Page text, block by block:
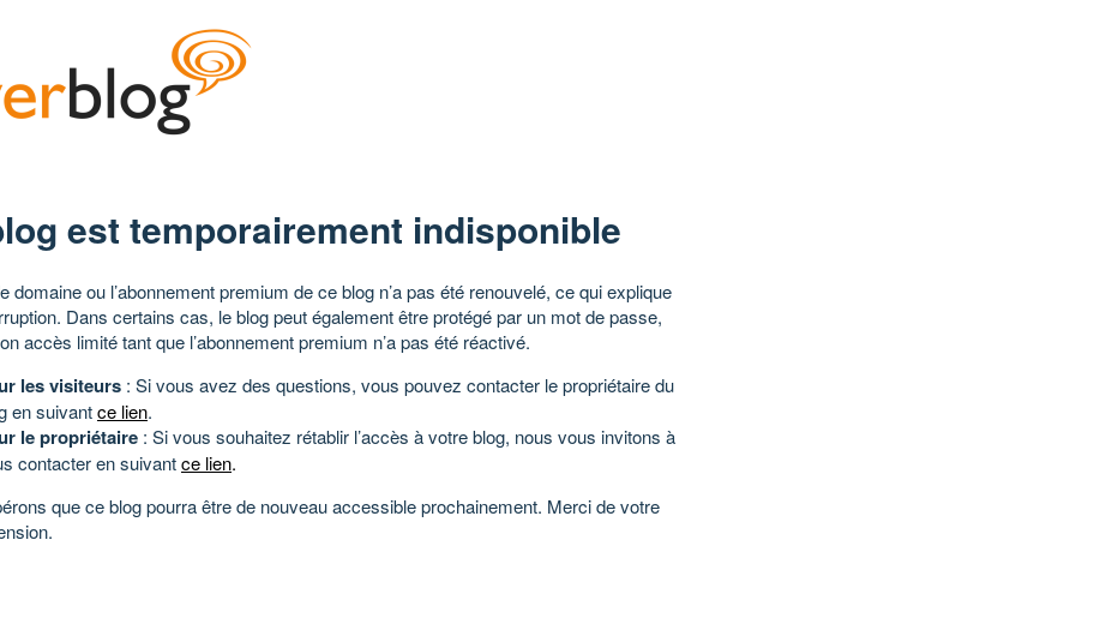
est temporairement indisponible
domaine ou l’abonnement premium de ce blog n’a pas été renouvelé, ce qui explique
Dans certains cas, le blog peut également être protégé par un mot de passe,
accès limité tant que l’abonnement premium n’a pas été réactivé.
les visiteurs : Si vous avez des questions, vous pouvez contacter le propriétaire du
en suivantce lien.
le propriétaire : Si vous souhaitez rétablir l’accès à votre blog, nous vous invitons à
contacter en suivantce lien.
que ce blog pourra être de nouveau accessible prochainement. Merci de votre